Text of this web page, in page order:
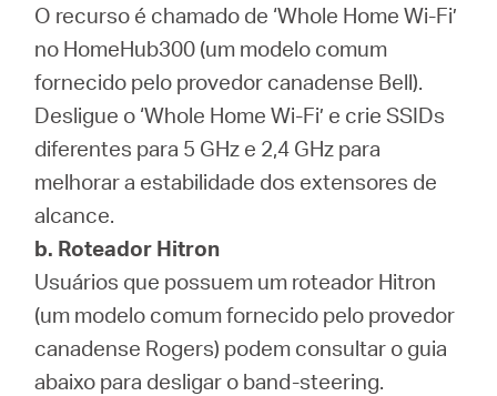
O recurso é chamado de ‘Whole Home Wi-Fi’
no HomeHub300 (um modelo comum
fornecido pelo provedor canadense Bell).
Desligue o ‘Whole Home Wi-Fi’ e crie SSIDs
diferentes para 5 GHz e 2,4 GHz para
melhorar a estabilidade dos extensores de
alcance.
b. Roteador Hitron
Usuários que possuem um roteador Hitron
(um modelo comum fornecido pelo provedor
canadense Rogers) podem consultar o guia
abaixo para desligar o band-steering.